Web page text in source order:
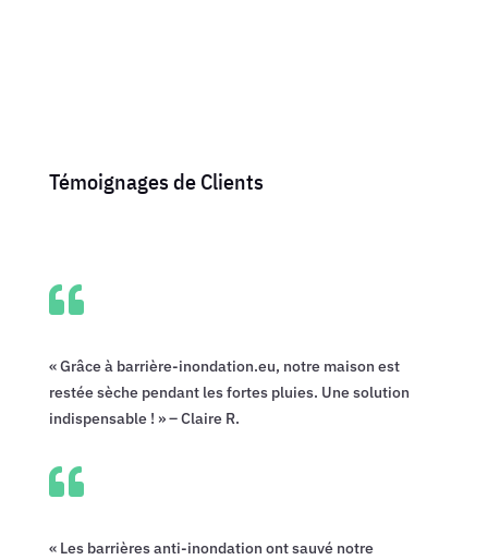
Témoignages de Clients

« Grâce à barrière-inondation.eu, notre maison est
restée sèche pendant les fortes pluies. Une solution
indispensable ! » – Claire R.

« Les barrières anti-inondation ont sauvé notre